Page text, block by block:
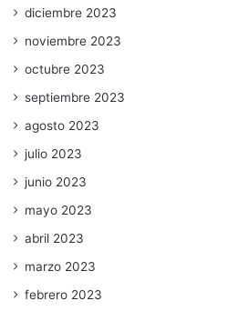
diciembre 2023
noviembre 2023
octubre 2023
septiembre 2023
agosto 2023
julio 2023
junio 2023
mayo 2023
abril 2023
marzo 2023
febrero 2023